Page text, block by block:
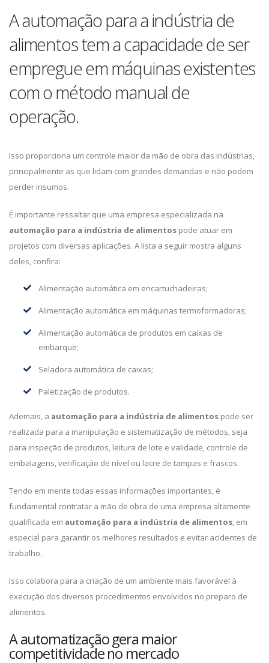
A automação para a indústria de
alimentos tem a capacidade de ser
empregue em máquinas existentes
com o método manual de
operação.
Isso proporciona um controle maior da mão de obra das indústrias,
principalmente as que lidam com grandes demandas e não podem
perder insumos.
É importante ressaltar que uma empresa especializada na
automação para a indústria de alimentos pode atuar em
projetos com diversas aplicações. A lista a seguir mostra alguns
deles, confira:
Alimentação automática em encartuchadeiras;
Alimentação automática em máquinas termoformadoras;
Alimentação automática de produtos em caixas de
embarque;
Seladora automática de caixas;
Paletização de produtos.
Ademais, a automação para a indústria de alimentos pode ser
realizada para a manipulação e sistematização de métodos, seja
para inspeção de produtos, leitura de lote e validade, controle de
embalagens, verificação de nível ou lacre de tampas e frascos.
Tendo em mente todas essas informações importantes, é
fundamental contratar a mão de obra de uma empresa altamente
qualificada em automação para a indústria de alimentos, em
especial para garantir os melhores resultados e evitar acidentes de
trabalho.
Isso colabora para a criação de um ambiente mais favorável à
execução dos diversos procedimentos envolvidos no preparo de
alimentos.
A automatização gera maior
competitividade no mercado